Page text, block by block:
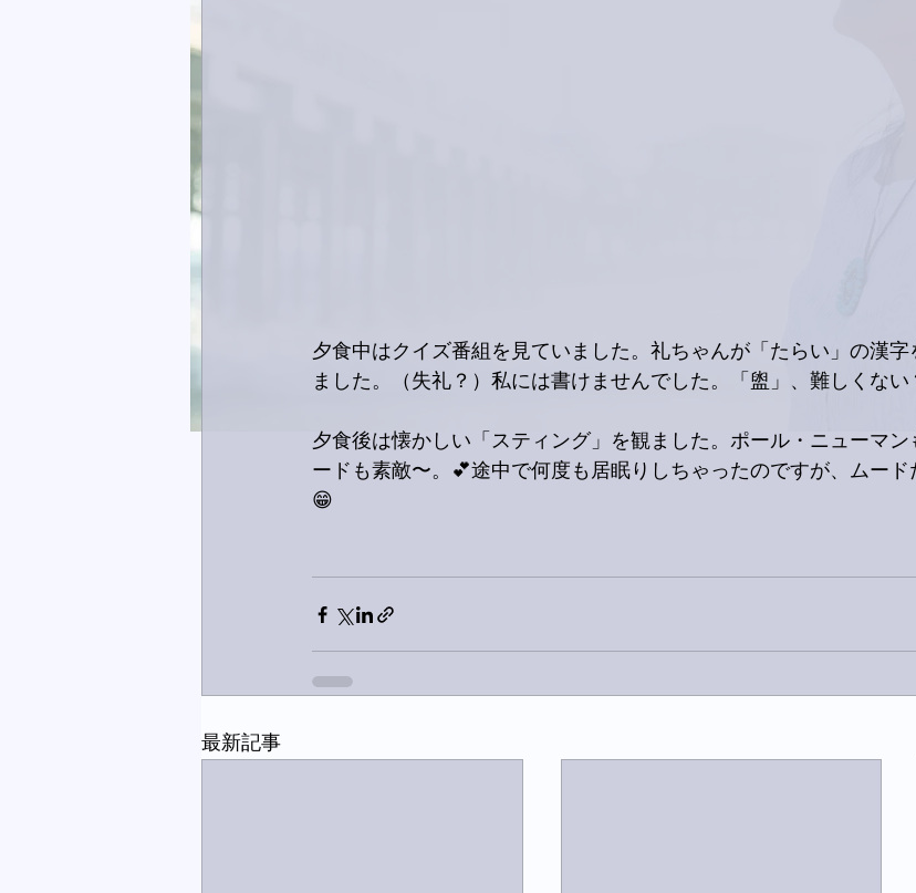
夕食中はクイズ番組を見ていました。礼ちゃんが「たらい」の漢字
ました。（失礼？）私には書けませんでした。「盥」、難しくない
夕食後は懐かしい「スティング」を観ました。ポール・ニューマン
ードも素敵〜。💕途中で何度も居眠りしちゃったのですが、ムード
😁
最新記事